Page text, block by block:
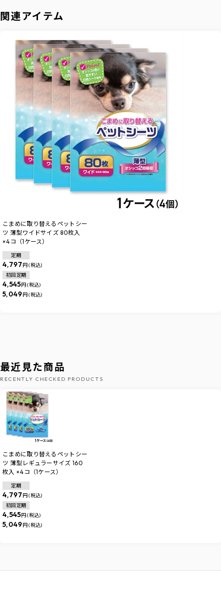
関連アイテム
こまめに取り替えるペットシー
ツ 薄型ワイドサイズ 80枚入
×4コ（1ケース）
定期
4,797円 (税込)
初回定期
4,545円 (税込)
5,049円 (税込)
最近見た商品
RECENTLY CHECKED PRODUCTS
こまめに取り替えるペットシー
ツ 薄型レギュラーサイズ 160
枚入 ×4コ（1ケース）
定期
4,797円 (税込)
初回定期
4,545円 (税込)
5,049円 (税込)